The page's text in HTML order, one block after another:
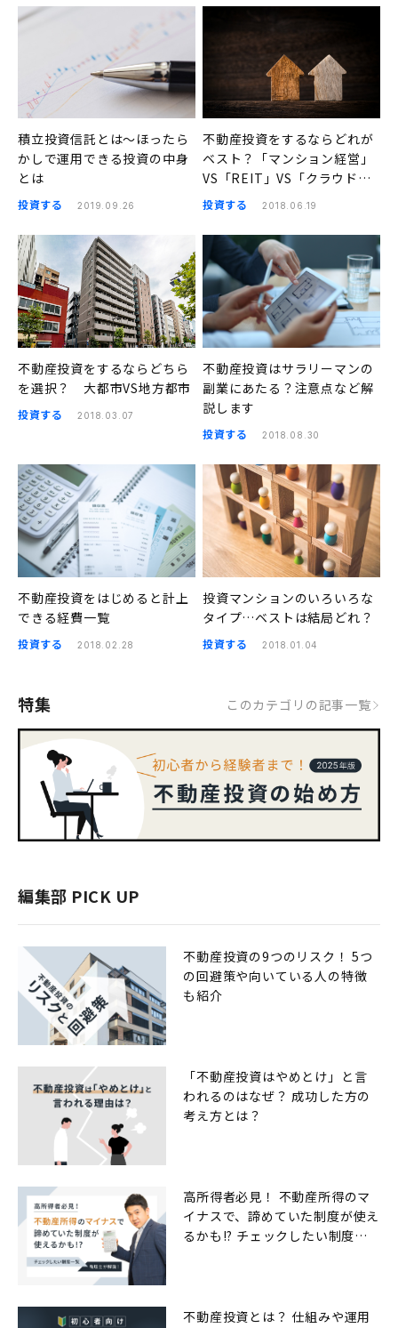
積立投資信託とは〜ほったら
かしで運用できる投資の中身
とは
投資する 2019.09.26
不動産投資をするならどれが
ベスト？「マンション経営」
VS「REIT」VS「クラウドフ
ァンディング」
投資する 2018.06.19
不動産投資をするならどちら
を選択？ 大都市VS地方都市
投資する 2018.03.07
不動産投資はサラリーマンの
副業にあたる？注意点など解
説します
投資する 2018.08.30
不動産投資をはじめると計上
できる経費一覧
投資する 2018.02.28
投資マンションのいろいろな
タイプ…ベストは結局どれ？
投資する 2018.01.04
特集 このカテゴリの記事一覧
編集部 PICK UP
不動産投資の9つのリスク！ 5つ
の回避策や向いている人の特徴
も紹介
「不動産投資はやめとけ」と言
われるのはなぜ？ 成功した方の
考え方とは？
高所得者必見！ 不動産所得のマ
イナスで、諦めていた制度が使え
るかも!? チェックしたい制度一
不動産投資とは？ 仕組みや運用